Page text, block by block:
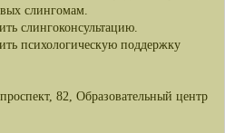
слингомам.
слингоконсультацию.
психологическую поддержку
82, Образовательный центр